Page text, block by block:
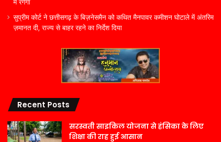
में रंगेगा
सुप्रीम कोर्ट ने छत्तीसगढ़ के बिज़नेसमैन को कथित मैनपावर कमीशन घोटाले में अंतरिम
ज़मानत दी, राज्य से बाहर रहने का निर्देश दिया
Recent Posts
सरस्वती साइकिल योजना से हंसिका के लिए
शिक्षा की राह हुई आसान